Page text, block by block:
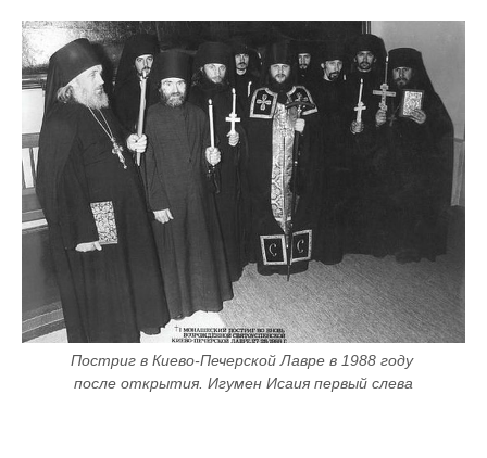
Постриг в Киево-Печерской Лавре в 1988 году
после открытия. Игумен Исаия первый слева